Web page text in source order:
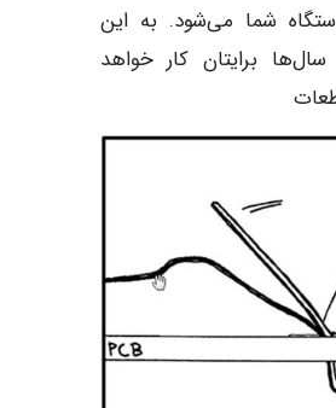
شما می‌شود. به این
سال‌ها برایتان کار خواهد